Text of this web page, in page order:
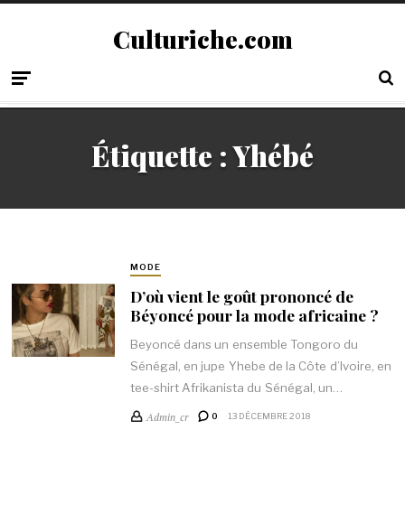
Culturiche.com
Étiquette :Yhébé
MODE
D’où vient le goût prononcé de
Béyoncé pour la mode africaine ?
Beyoncé dans un ensemble Tongoro du
Sénégal, en jupe Yhebe de la Côte d’Ivoire, en
tee-shirt Afrikanista du Sénégal, un…
Admin_cr 0 13 DÉCEMBRE 2018